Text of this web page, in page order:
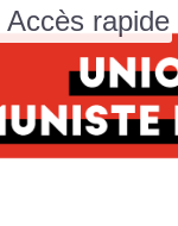
rapide